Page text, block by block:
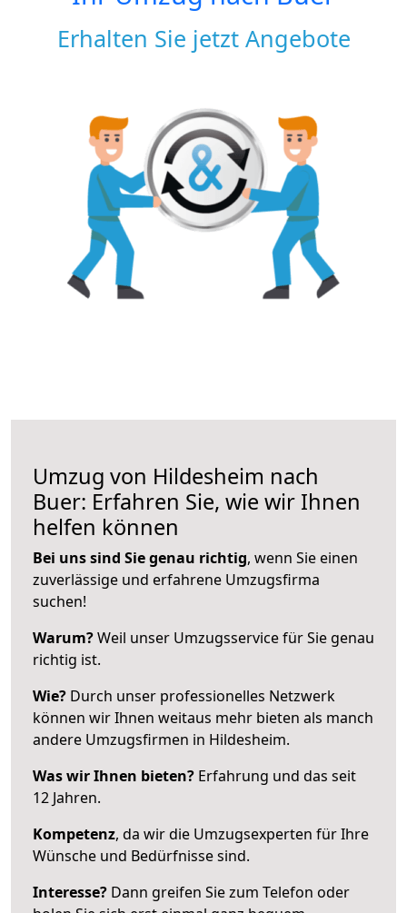
Erhalten Sie jetzt Angebote
Umzug von Hildesheim nach
Buer: Erfahren Sie, wie wir Ihnen
helfen können
Bei uns sind Sie genau richtig, wenn Sie einen
zuverlässige und erfahrene Umzugsfirma
suchen!
Warum?Weil unser Umzugsservice für Sie genau
richtig ist.
Wie? Durch unser professionelles Netzwerk
können wir Ihnen weitaus mehr bieten als manch
andere Umzugsfirmen in Hildesheim.
Was wir Ihnen bieten? Erfahrung und das seit
12 Jahren.
Kompetenz, da wir die Umzugsexperten für Ihre
Wünsche und Bedürfnisse sind.
Interesse? Dann greifen Sie zum Telefon oder